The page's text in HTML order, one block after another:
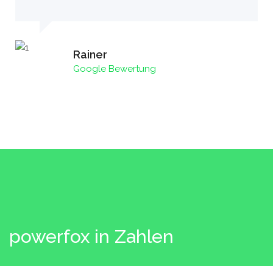
Rainer
Google Bewertung
powerfox in Zahlen